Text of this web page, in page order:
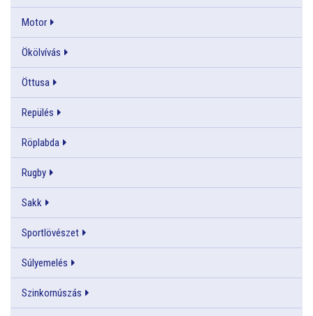
Motor
Ökölvívás
Öttusa
Repülés
Röplabda
Rugby
Sakk
Sportlövészet
Súlyemelés
Szinkornúszás